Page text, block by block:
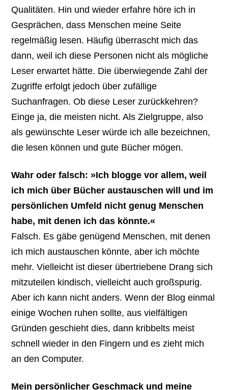
Qualitäten. Hin und wieder erfahre höre ich in
Gesprächen, dass Menschen meine Seite
regelmäßig lesen. Häufig überrascht mich das
dann, weil ich diese Personen nicht als mögliche
Leser erwartet hätte. Die überwiegende Zahl der
Zugriffe erfolgt jedoch über zufällige
Suchanfragen. Ob diese Leser zurückkehren?
Einge ja, die meisten nicht. Als Zielgruppe, also
als gewünschte Leser würde ich alle bezeichnen,
die lesen können und gute Bücher mögen.
Wahr oder falsch: »Ich blogge vor allem, weil
ich mich über Bücher austauschen will und im
persönlichen Umfeld nicht genug Menschen
habe, mit denen ich das könnte.«
Falsch. Es gäbe genügend Menschen, mit denen
ich mich austauschen könnte, aber ich möchte
mehr. Vielleicht ist dieser übertriebene Drang sich
mitzuteilen kindisch, vielleicht auch großspurig.
Aber ich kann nicht anders. Wenn der Blog einmal
einige Wochen ruhen sollte, aus vielfältigen
Gründen geschieht dies, dann kribbelts meist
schnell wieder in den Fingern und es zieht mich
an den Computer.
Mein persönlicher Geschmack und meine